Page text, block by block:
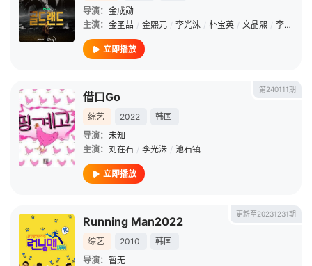
导演： 金成勋
主演： 金圣喆 / 金熙元 / 李光洙 / 朴宝英 / 文晶熙 / 李贤旭
立即播放
第240111期
借口Go
综艺 2022
韩国
导演： 未知
主演： 刘在石 / 李光洙 / 池石镇
立即播放
更新至20231231期
Running Man2022
综艺 2010
韩国
导演： 暂无